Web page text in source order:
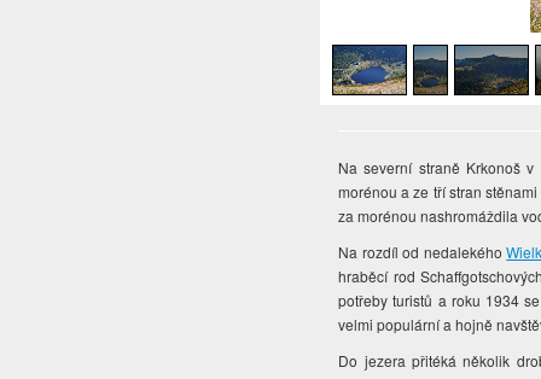
Na severní straně Krkonoš
morénou a ze tří stran
za morénou nashromáždila
Na rozdíl od nedalekého
hraběcí rod
potřeby turistů a roku 1934
velmi populární a hojně
Do jezera přitéká několik